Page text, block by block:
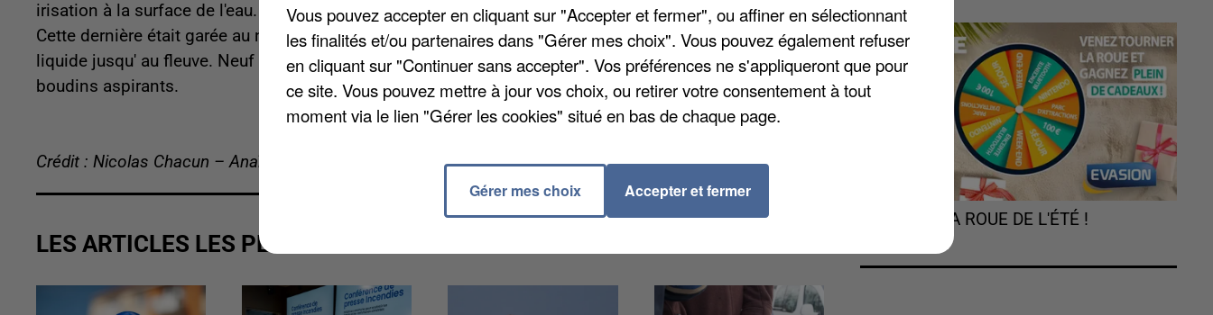
irisation à la surface de l'eau. La pollution proviendrait d'une voiture qui avait un problème mécanique.
Cette dernière était garée au niveau de la rue de Vignacourt. Les eaux pluviales ont alors conduit le
liquide jusqu' au fleuve. Neuf sapeurs-pompiers étaient présents pour absorber l'eau polluée à l'aide de
boudins aspirants.
Crédit : Nicolas Chacun – Anaïs Boubrit
LES ARTICLES LES PLUS VUS
TOURNEZ LA ROUE DE L'ÉTÉ !
Vous pouvez accepter en cliquant sur "Accepter et fermer", ou affiner en sélectionnant
les finalités et/ou partenaires dans "Gérer mes choix". Vous pouvez également refuser
en cliquant sur "Continuer sans accepter". Vos préférences ne s'appliqueront que pour
ce site. Vous pouvez mettre à jour vos choix, ou retirer votre consentement à tout
moment via le lien "Gérer les cookies" situé en bas de chaque page.
Gérer mes choix Accepter et fermer